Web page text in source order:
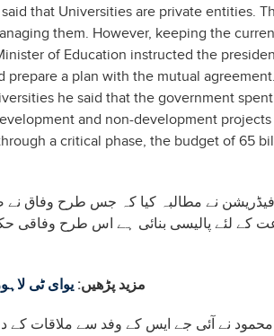
that Universities are private entities.
them. However, keeping the
of Education instructed the
prepare a plan with the mutual
he said that the government
and non-development projects
a critical phase, the budget of 65
نے مطالبہ کیا کہ جس طرح وفاق
کے لئے پالیسی بنائی ہے اس طرح وفاقی
مزید پڑھیں: یوای ٹی
محمود نے آئی جے ایس کے وفد سے ملاقات